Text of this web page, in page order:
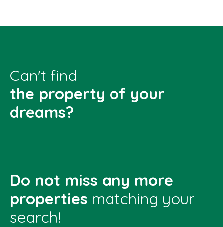
Can't find
the property of your
dreams?
Do not miss any more
properties matching your
search!